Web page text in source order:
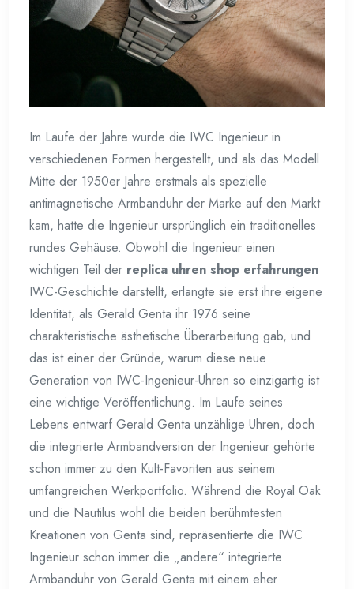
Im Laufe der Jahre wurde die IWC Ingenieur in
verschiedenen Formen hergestellt, und als das Modell
Mitte der 1950er Jahre erstmals als spezielle
antimagnetische Armbanduhr der Marke auf den Markt
kam, hatte die Ingenieur ursprünglich ein traditionelles
rundes Gehäuse. Obwohl die Ingenieur einen
wichtigen Teil der replica uhren shop erfahrungen
IWC-Geschichte darstellt, erlangte sie erst ihre eigene
Identität, als Gerald Genta ihr 1976 seine
charakteristische ästhetische Überarbeitung gab, und
das ist einer der Gründe, warum diese neue
Generation von IWC-Ingenieur-Uhren so einzigartig ist
eine wichtige Veröffentlichung. Im Laufe seines
Lebens entwarf Gerald Genta unzählige Uhren, doch
die integrierte Armbandversion der Ingenieur gehörte
schon immer zu den Kult-Favoriten aus seinem
umfangreichen Werkportfolio. Während die Royal Oak
und die Nautilus wohl die beiden berühmtesten
Kreationen von Genta sind, repräsentierte die IWC
Ingenieur schon immer die „andere“ integrierte
Armbanduhr von Gerald Genta mit einem eher